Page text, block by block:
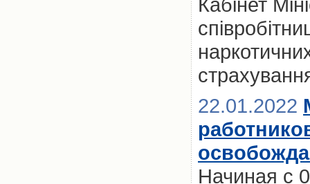
22.01.2022
Начиная с